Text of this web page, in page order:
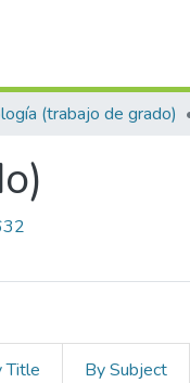
(trabajo de grado)
Title By Subject